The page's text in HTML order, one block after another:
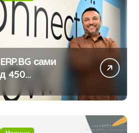
сами
450
ERP системата
в нея